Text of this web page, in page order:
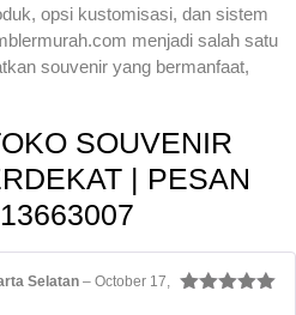
opsi kustomisasi, dan sistem
menjadi salah satu
souvenir yang bermanfaat,
SOUVENIR
| PESAN
Selatan – October 17,